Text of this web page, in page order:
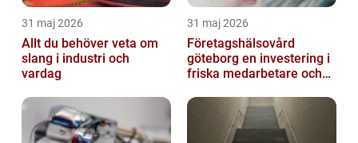
31 maj 2026
Allt du behöver veta om
slang i industri och
vardag
31 maj 2026
Företagshälsovård
göteborg en investering i
friska medarbetare och